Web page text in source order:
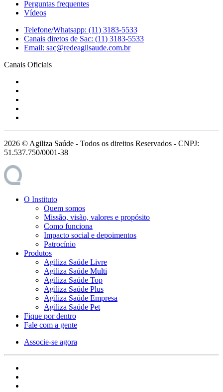
Perguntas frequentes
Vídeos
Telefone/Whatsapp: (11) 3183-5533
Canais diretos de Sac: (11) 3183-5533
Email: sac@redeagilsaude.com.br
Canais Oficiais
2026 © Agiliza Saúde - Todos os direitos Reservados - CNPJ:
51.537.750/0001-38
O Instituto
Quem somos
Missão, visão, valores e propósito
Como funciona
Impacto social e depoimentos
Patrocínio
Produtos
Agiliza Saúde Livre
Agiliza Saúde Multi
Agiliza Saúde Top
Agiliza Saúde Plus
Agiliza Saúde Empresa
Agiliza Saúde Pet
Fique por dentro
Fale com a gente
Associe-se agora